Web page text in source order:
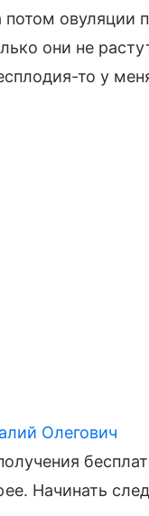
потом овуляции
они не
то у
Олегович
Начинать